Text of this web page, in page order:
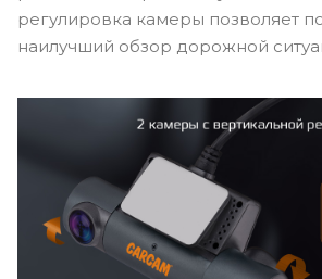
регулировка камеры позволяет
наилучший обзор дорожной